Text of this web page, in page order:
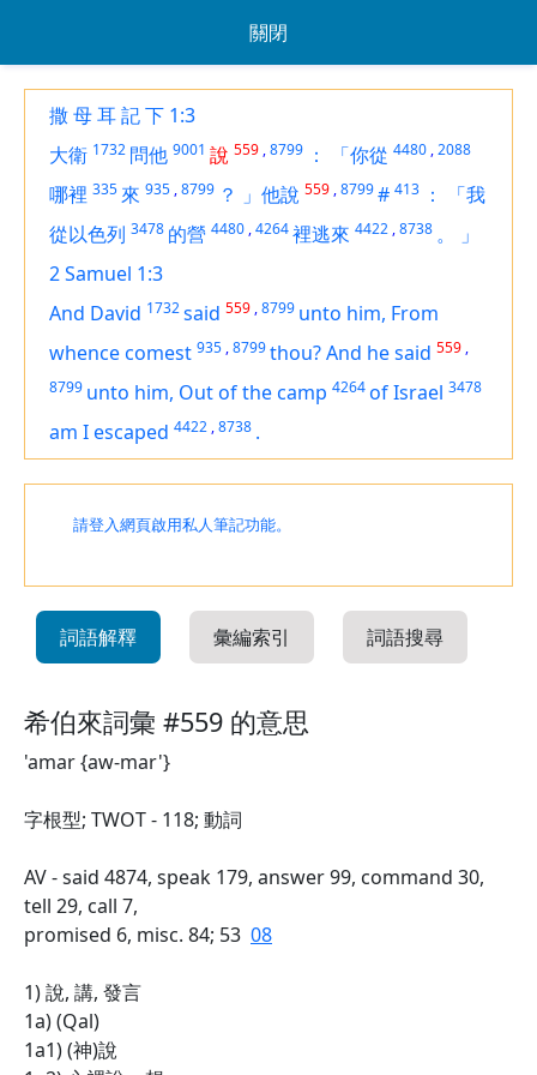
關閉
撒 母 耳 記 下 1:3
大衛 1732 問他 9001 說 559 ,8799 ： 「你從 4480 ,2088
哪裡 335 來 935 ,8799 ？ 」他說 559 ,8799# 413 ：
「我
從以色列 3478 的營 4480 ,4264裡逃來 4422 ,8738 。
」
2 Samuel 1:3
And David 1732said 559 ,8799 unto him, From
whence comest 935 ,8799thou? And he said 559 ,
8799 unto him, Out of the camp 4264of Israel 3478
am I escaped 4422 ,8738 .
請登入網頁啟用私人筆記功能。
詞語解釋 彙編索引 詞語搜尋
希伯來詞彙 #559 的意思
'amar {aw-mar'}
字根型; TWOT - 118; 動詞
AV - said 4874, speak 179, answer 99, command 30,
tell 29, call 7,
promised 6, misc. 84; 53 08
1) 說, 講, 發言
1a) (Qal)
1a1) (神)說